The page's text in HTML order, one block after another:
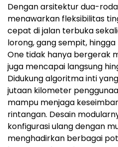
Dengan arsitektur dua-
menawarkan fleksibilitas
cepat di jalan terbuka
lorong, gang sempit,
One tidak hanya bergerak
juga mencapai langsung
Didukung algoritma inti
jutaan kilometer
mampu menjaga
rintangan. Desain
konfigurasi ulang dengan
menghadirkan berbagai